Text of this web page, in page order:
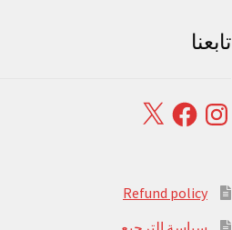
تابعنا
Instagram
Facebook
X
Refund policy